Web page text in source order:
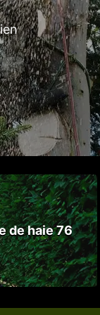
de haie 76